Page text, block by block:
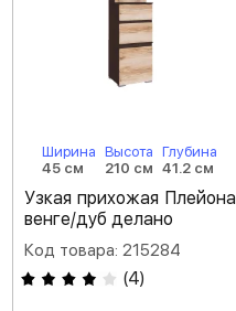
Ширина
45 см
Высота
210 см
Глубина
41.2 см
Узкая прихожая Плейона
венге/дуб делано
Код товара: 215284
(4)